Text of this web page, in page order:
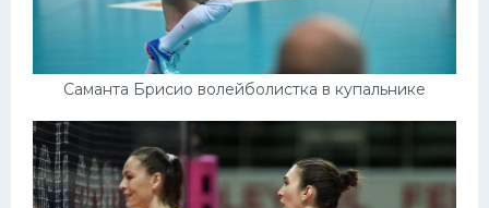
Саманта Брисио волейболистка в купальнике